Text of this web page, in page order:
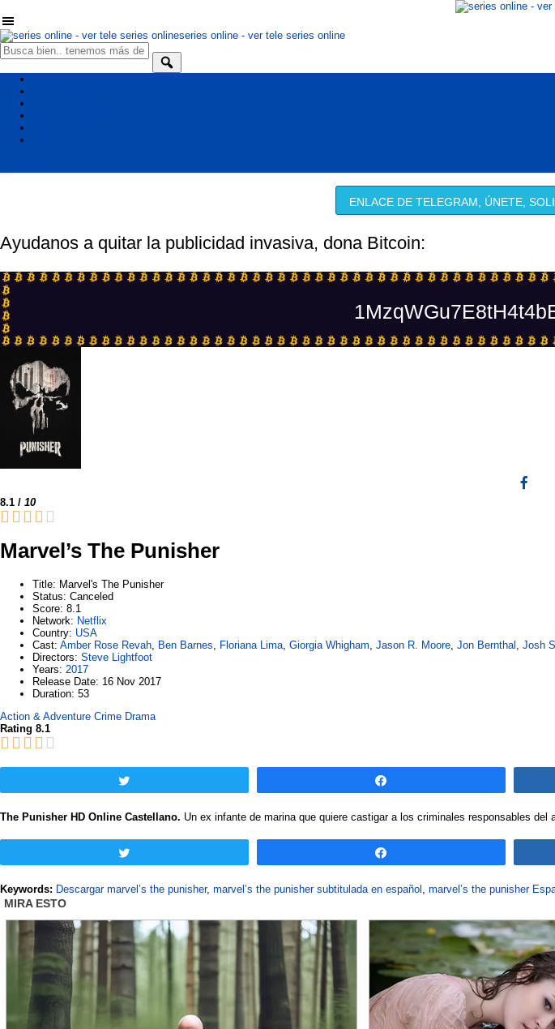
series online - ver tele series online
ENLACE DE TELEGRAM, ÚNETE,
Ayudanos a quitar la publicidad invasiva, dona Bitcoin:
8.1 / 10
Marvel’s The Punisher
Title: Marvel's The Punisher
Status: Canceled
Score: 8.1
Network: Netflix
Country: USA
Cast: Amber Rose Revah Ben Barnes Floriana Lima Giorgia Whigham Jason R. Moore Jon Bernthal
Josh
Directors: Steve Lightfoot
Years: 2017
Release Date: 16 Nov 2017
Duration: 53
Action & Adventure Crime Drama
Rating 8.1
The Punisher HD Online Castellano. Un ex infante de marina que quiere castigar a los criminales responsables
Keywords: Descargar marvel’s the punisher, marvel’s the punisher subtitulada en español marvel’s the punisher